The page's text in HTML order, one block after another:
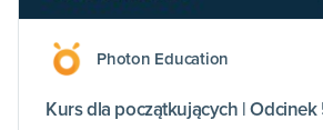
Photon Education
Kurs dla początkujących | Odcinek